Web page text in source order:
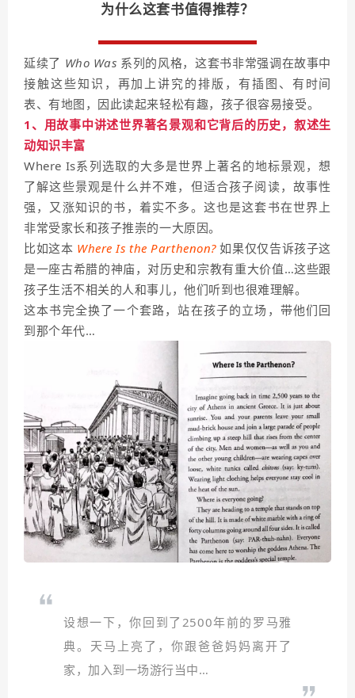
为什么这套书值得推荐？
延续了 Who Was 系列的风格，这套书非常强调在故事中
接触这些知识，再加上讲究的排版，有插图、有时间
表、有地图，因此读起来轻松有趣，孩子很容易接受。
1、用故事中讲述世界著名景观和它背后的历史，叙述生
动知识丰富
Where Is系列选取的大多是世界上著名的地标景观，想
了解这些景观是什么并不难，但适合孩子阅读，故事性
强，又涨知识的书，着实不多。这也是这套书在世界上
非常受家长和孩子推崇的一大原因。
比如这本 Where Is the Parthenon? 如果仅仅告诉孩子这
是一座古希腊的神庙，对历史和宗教有重大价值…这些跟
孩子生活不相关的人和事儿，他们听到也很难理解。
这本书完全换了一个套路，站在孩子的立场，带他们回
到那个年代…
设想一下，你回到了2500年前的罗马雅
典。天马上亮了，你跟爸爸妈妈离开了
家，加入到一场游行当中…